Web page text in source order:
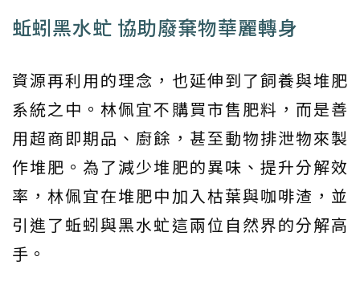
蚯蚓黑水虻 協助廢棄物華麗轉身
資源再利用的理念，也延伸到了飼養與堆肥
系統之中。林佩宜不購買市售肥料，而是善
用超商即期品、廚餘，甚至動物排泄物來製
作堆肥。為了減少堆肥的異味、提升分解效
率，林佩宜在堆肥中加入枯葉與咖啡渣，並
引進了蚯蚓與黑水虻這兩位自然界的分解高
手。